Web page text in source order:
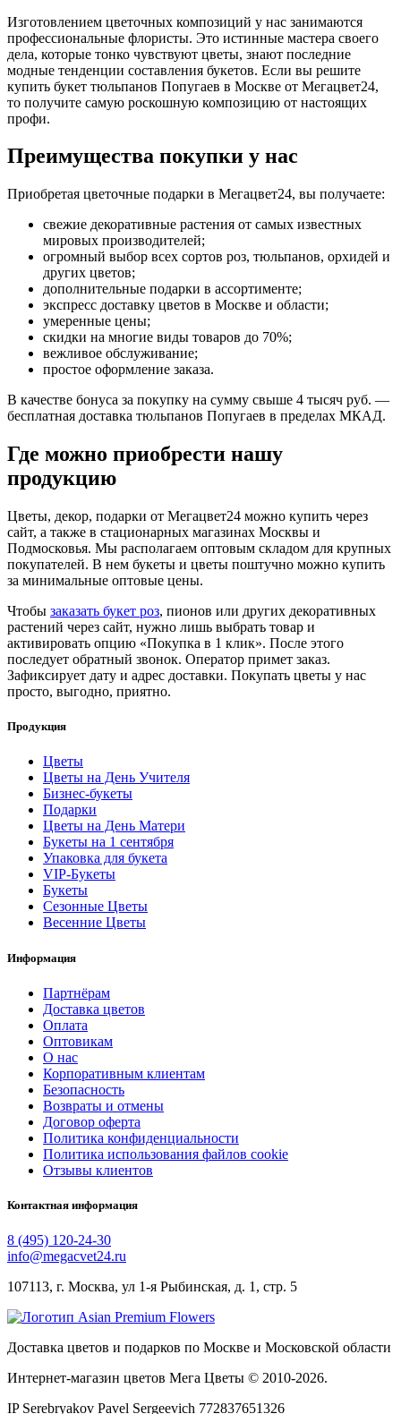
Изготовлением цветочных композиций у нас занимаются
профессиональные флористы. Это истинные мастера своего
дела, которые тонко чувствуют цветы, знают последние
модные тенденции составления букетов. Если вы решите
купить букет тюльпанов Попугаев в Москве от Мегацвет24,
то получите самую роскошную композицию от настоящих
профи.
Преимущества покупки у нас
Приобретая цветочные подарки в Мегацвет24, вы получаете:
свежие декоративные растения от самых известных
мировых производителей;
огромный выбор всех сортов роз, тюльпанов, орхидей и
других цветов;
дополнительные подарки в ассортименте;
экспресс доставку цветов в Москве и области;
умеренные цены;
скидки на многие виды товаров до 70%;
вежливое обслуживание;
простое оформление заказа.
В качестве бонуса за покупку на сумму свыше 4 тысяч руб. —
бесплатная доставка тюльпанов Попугаев в пределах МКАД.
Где можно приобрести нашу
продукцию
Цветы, декор, подарки от Мегацвет24 можно купить через
сайт, а также в стационарных магазинах Москвы и
Подмосковья. Мы располагаем оптовым складом для крупных
покупателей. В нем букеты и цветы поштучно можно купить
за минимальные оптовые цены.
Чтобы заказать букет роз, пионов или других декоративных
растений через сайт, нужно лишь выбрать товар и
активировать опцию «Покупка в 1 клик». После этого
последует обратный звонок. Оператор примет заказ.
Зафиксирует дату и адрес доставки. Покупать цветы у нас
просто, выгодно, приятно.
Продукция
Цветы
Цветы на День Учителя
Бизнес-букеты
Подарки
Цветы на День Матери
Букеты на 1 сентября
Упаковка для букета
VIP-Букеты
Букеты
Сезонные Цветы
Весенние Цветы
Информация
Партнёрам
Доставка цветов
Оплата
Оптовикам
О нас
Корпоративным клиентам
Безопасность
Возвраты и отмены
Договор оферта
Политика конфиденциальности
Политика использования файлов cookie
Отзывы клиентов
Контактная информация
8 (495) 120-24-30
info@megacvet24.ru
107113, г. Москва, ул 1-я Рыбинская, д. 1, стр. 5
Доставка цветов и подарков по Москве и Московской области
Интернет-магазин цветов Мега Цветы © 2010-2026.
IP Serebryakov Pavel Sergeevich 772837651326